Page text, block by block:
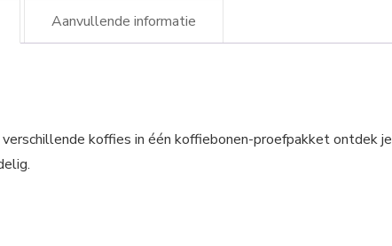
Aanvullende informatie
koffies in één koffiebonen-proefpakket ontdek je